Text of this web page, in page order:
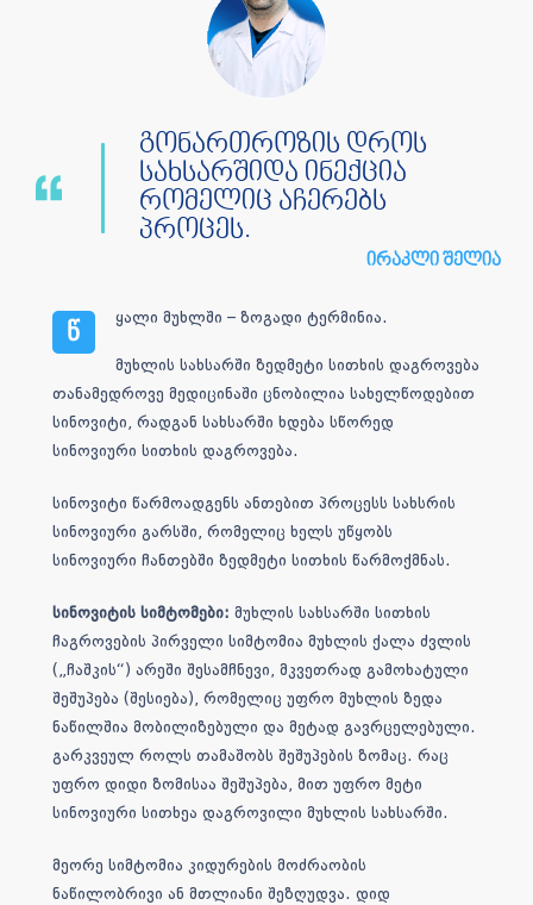
გონართროზის დროს
სახსარშიდა ინექცია
რომელიც აჩერებს
პროცეს.
ირაკლი შელია
წ ყალი მუხლში – ზოგადი ტერმინია.
მუხლის სახსარში ზედმეტი სითხის დაგროვება
თანამედროვე მედიცინაში ცნობილია სახელწოდებით
სინოვიტი, რადგან სახსარში ხდება სწორედ
სინოვიური სითხის დაგროვება.
სინოვიტი წარმოადგენს ანთებით პროცესს სახსრის
სინოვიური გარსში, რომელიც ხელს უწყობს
სინოვიური ჩანთებში ზედმეტი სითხის წარმოქმნას.
სინოვიტის სიმტომები:მუხლის სახსარში სითხის
ჩაგროვების პირველი სიმტომია მუხლის ქალა ძვლის
(„ჩაშკის“) არეში შესამჩნევი, მკვეთრად გამოხატული
შეშუპება (შესიება), რომელიც უფრო მუხლის ზედა
ნაწილშია მობილიზებული და მეტად გავრცელებული.
გარკვეულ როლს თამაშობს შეშუპების ზომაც. რაც
უფრო დიდი ზომისაა შეშუპება, მით უფრო მეტი
სინოვიური სითხეა დაგროვილი მუხლის სახსარში.
მეორე სიმტომია კიდურების მოძრაობის
ნაწილობრივი ან მთლიანი შეზღუდვა. დიდ